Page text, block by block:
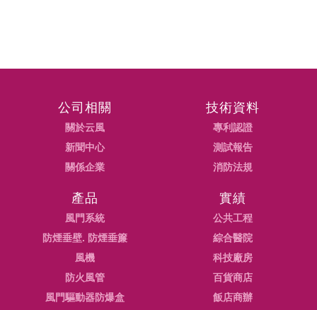
公司相關
關於云風
新聞中心
關係企業
技術資料
專利認證
測試報告
消防法規
產品
風門系統
防煙垂壁. 防煙垂簾
風機
防火風管
風門驅動器防爆盒
實績
公共工程
綜合醫院
科技廠房
百貨商店
飯店商辦